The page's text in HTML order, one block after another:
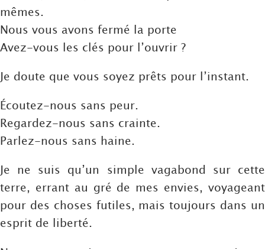
mêmes.
Nous vous avons fermé la porte
Avez-vous les clés pour l’ouvrir ?
Je doute que vous soyez prêts pour l’instant.
Écoutez-nous sans peur.
Regardez-nous sans crainte.
Parlez-nous sans haine.
Je ne suis qu’un simple vagabond sur cette
terre, errant au gré de mes envies, voyageant
pour des choses futiles, mais toujours dans un
esprit de liberté.